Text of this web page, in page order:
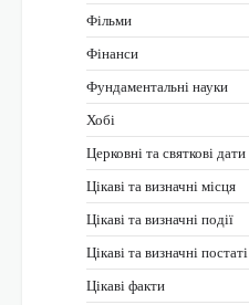
Фільми
Фінанси
Фундаментальні науки
Хобі
Церковні та святкові дати
Цікаві та визначні місця
Цікаві та визначні події
Цікаві та визначні постаті
Цікаві факти